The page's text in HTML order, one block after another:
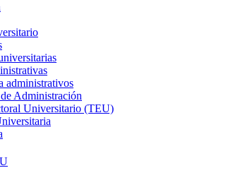
administrativos
Administración
Universitario (TEU)